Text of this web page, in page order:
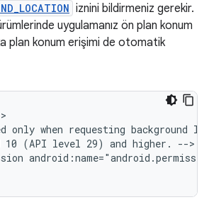
iznini bildirmeniz gerekir.
uygulamanız ön plan konum
plan konum erişimi de otomatik
only when requesting background
10 (API level 29) and higher.